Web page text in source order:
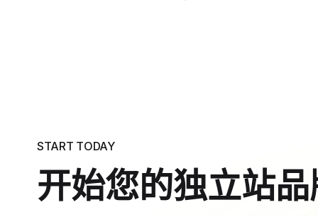
START TODAY
开始您的独立站